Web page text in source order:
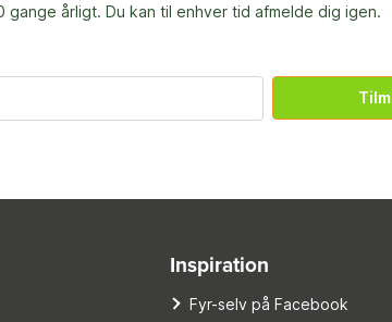
gange årligt. Du kan til enhver tid afmelde dig igen.
Inspiration
Fyr-selv på Facebook